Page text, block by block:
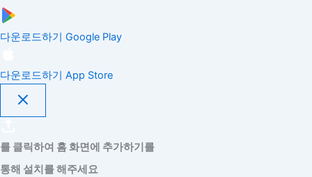
다운로드하기 Google Play
다운로드하기 App Store
를 클릭하여 홈 화면에 추가하기를
통해 설치를 해주세요